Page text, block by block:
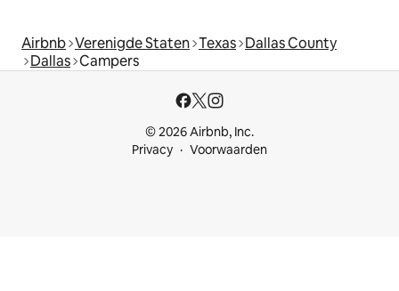
Airbnb Verenigde Staten Texas Dallas County
Dallas Campers
© 2026 Airbnb, Inc.
Privacy
Voorwaarden